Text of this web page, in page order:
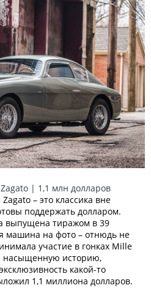
| 1,1 млн долларов
– это классика вне
поддержать долларом.
выпущена тиражом в 39
машина на фото – отнюдь не
участие в гонках Mille
насыщенную историю,
какой-то
1,1 миллиона долларов.